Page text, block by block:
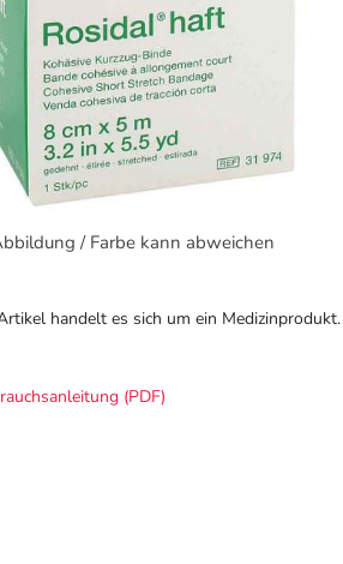
/ Farbe kann abweichen
handelt es sich um ein Medizinprodukt.
(PDF)